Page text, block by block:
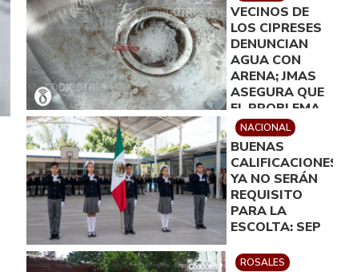
VECINOS DE
LOS CIPRESES
DENUNCIAN
AGUA CON
ARENA; JMAS
ASEGURA QUE
EL PROBLEMA
QUEDARÁ
RESUELTO EN
MENOS DE 24
HORAS
NACIONAL
BUENAS
CALIFICACIONES
YA NO SERÁN
REQUISITO
PARA LA
ESCOLTA: SEP
ROSALES